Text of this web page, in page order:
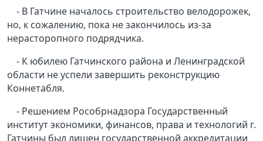
- В Гатчине началось строительство велодорожек,
но, к сожалению, пока не закончилось из-за
нерасторопного подрядчика.
- К юбилею Гатчинского района и Ленинградской
области не успели завершить реконструкцию
Коннетабля.
- Решением Рособрнадзора Государственный
институт экономики, финансов, права и технологий г.
Гатчины был лишен государственной аккредитации